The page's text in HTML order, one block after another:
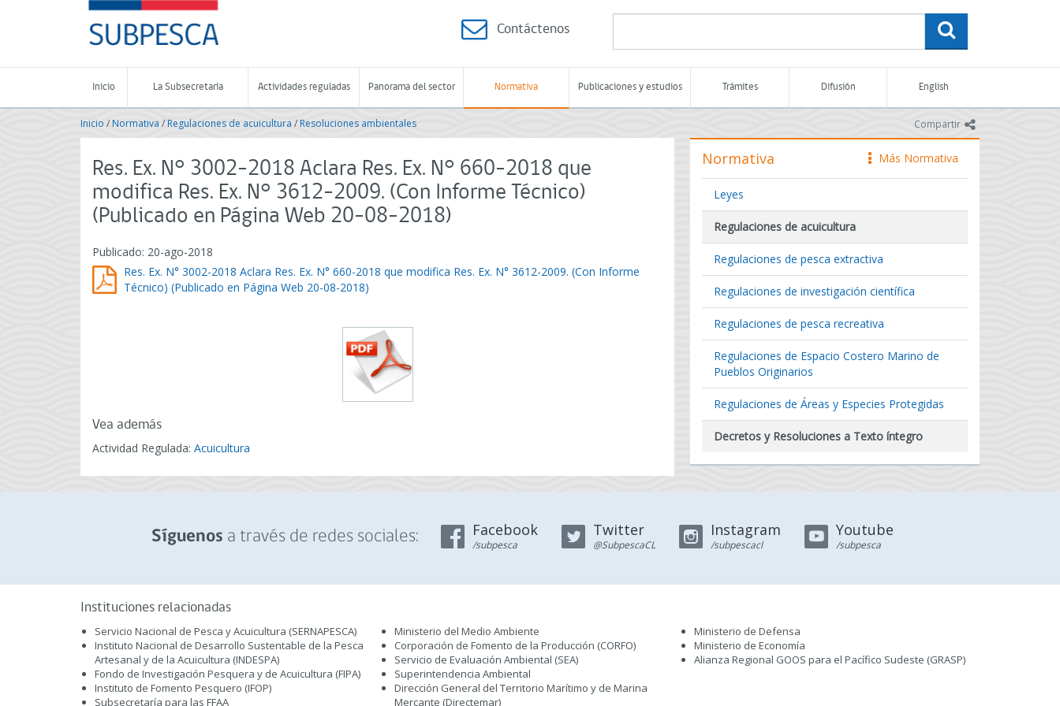
-
Subsecretaría
de
Pesca
Acuicultura
-
de
Chile
Contáctenos
Inicio La Subsecretaría Actividades reguladas Panorama del sector Normativa Publicaciones y estudios Trámites Difusión English
Compartir icono
Inicio /Normativa / Regulaciones de acuicultura /Resoluciones ambientales
Res. Ex. N° 3002-2018 Aclara Res. Ex. N° 660-2018 que
modifica Res. Ex. N° 3612-2009. (Con Informe Técnico)
(Publicado en Página Web 20-08-2018)
Publicado: 20-ago-2018
Res. Ex. N° 3002-2018 Aclara Res. Ex. N° 660-2018 que modifica Res. Ex. N° 3612-2009. (Con Informe
Técnico) (Publicado en Página Web 20-08-2018)
Vea además
Actividad Regulada: Acuicultura
icono
Más Normativa
Normativa
Leyes
Regulaciones de acuicultura
Regulaciones de pesca extractiva
Regulaciones de investigación científica
Regulaciones de pesca recreativa
Regulaciones de Espacio Costero Marino de
Pueblos Originarios
Regulaciones de Áreas y Especies Protegidas
Decretos y Resoluciones a Texto íntegro
Síguenos a través de redes sociales: Facebook
/subpesca
Twitter
@SubpescaCL
Instagram
/subpescacl
Youtube
/subpesca
Instituciones relacionadas
Servicio Nacional de Pesca y Acuicultura (SERNAPESCA)
Instituto Nacional de Desarrollo Sustentable de la Pesca
Artesanal y de la Acuicultura (INDESPA)
Fondo de Investigación Pesquera y de Acuicultura (FIPA)
Instituto de Fomento Pesquero (IFOP)
Subsecretaría para las FFAA
Ministerio del Medio Ambiente
Corporación de Fomento de la Producción (CORFO)
Servicio de Evaluación Ambiental (SEA)
Superintendencia Ambiental
Dirección General del Territorio Marítimo y de Marina
Mercante (Directemar)
Ministerio de Defensa
Ministerio de Economía
Alianza Regional GOOS para el Pacífico Sudeste (GRASP)